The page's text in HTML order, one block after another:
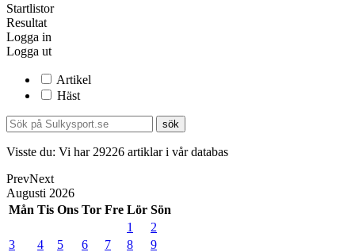
Startlistor
Resultat
Logga in
Logga ut
Artikel
Häst
Visste du: Vi har 29226 artiklar i vår databas
PrevNext
Augusti 2026
Mån Tis Ons Tor Fre Lör Sön
1
2
3
4 5 6 7 8
9